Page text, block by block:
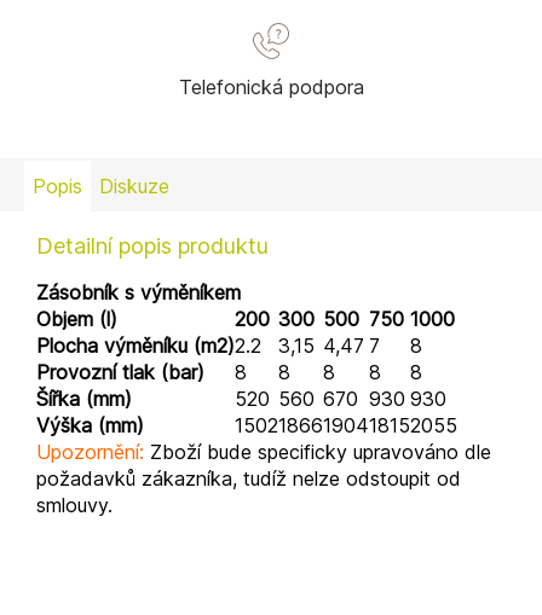
Telefonická podpora
Popis Diskuze
Detailní popis produktu
Zásobník s výměníkem
Objem (l)
200 300 500 750 1000
Plocha výměníku (m2)2.2 3,15 4,47 7
8
Provozní tlak (bar)
8 8 8 8
8
Šířka (mm)
520 560 670 930 930
Výška (mm)
15021866190418152055
Upozornění: Zboží bude specificky upravováno dle
požadavků zákazníka, tudíž nelze odstoupit od
smlouvy.